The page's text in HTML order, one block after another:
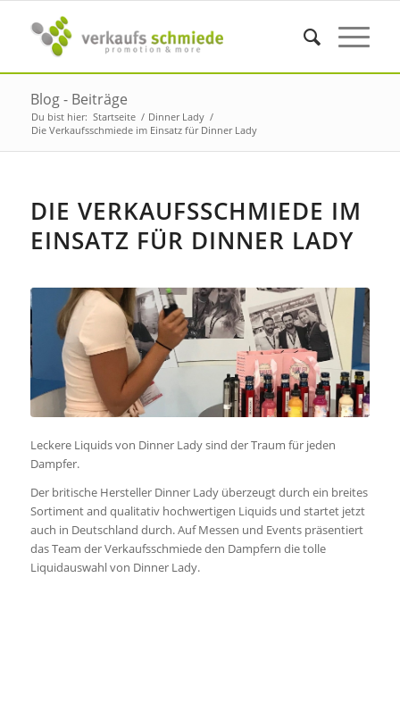
Blog - Beiträge
Du bist hier: Startseite / Dinner Lady /
Die Verkaufsschmiede im Einsatz für Dinner Lady
DIE VERKAUFSSCHMIEDE IM
EINSATZ FÜR DINNER LADY
Leckere Liquids von Dinner Lady sind der Traum für jeden
Dampfer.
Der britische Hersteller Dinner Lady überzeugt durch ein breites
Sortiment and qualitativ hochwertigen Liquids und startet jetzt
auch in Deutschland durch. Auf Messen und Events präsentiert
das Team der Verkaufsschmiede den Dampfern die tolle
Liquidauswahl von Dinner Lady.